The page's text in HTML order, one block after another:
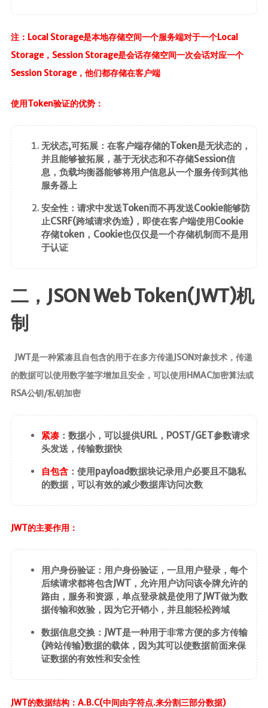
注：Local Storage是本地存储空间一个服务端对于一个Local
Storage，Session Storage是会话存储空间一次会话对应一个
Session Storage，他们都存储在客户端
使用Token验证的优势：
无状态,可拓展：在客户端存储的Token是无状态的，
并且能够被拓展，基于无状态和不存储Session信
息，负载均衡器能够将用户信息从一个服务传到其他
服务器上
安全性：请求中发送Token而不再发送Cookie能够防
止CSRF(跨域请求伪造)，即使在客户端使用Cookie
存储token，Cookie也仅仅是一个存储机制而不是用
于认证
二，JSON Web Token(JWT)机
制
JWT是一种紧凑且自包含的用于在多方传递JSON对象技术，传递
的数据可以使用数字签字增加且安全，可以使用HMAC加密算法或
RSA公钥/私钥加密
紧凑：数据小，可以提供URL，POST/GET参数请求
头发送，传输数据快
自包含：使用payload数据块记录用户必要且不隐私
的数据，可以有效的减少数据库访问次数
JWT的主要作用：
用户身份验证：用户身份验证，一旦用户登录，每个
后续请求都将包含JWT，允许用户访问该令牌允许的
路由，服务和资源，单点登录就是使用了JWT做为数
据传输和效验，因为它开销小，并且能轻松跨域
数据信息交换：JWT是一种用于非常方便的多方传输
(跨站传输)数据的载体，因为其可以使数据前面来保
证数据的有效性和安全性
JWT的数据结构：A.B.C(中间由字符点.来分割三部分数据)
Maven
Git
SVN
核心
计算机基础
设计模式
时光轴
日期归档